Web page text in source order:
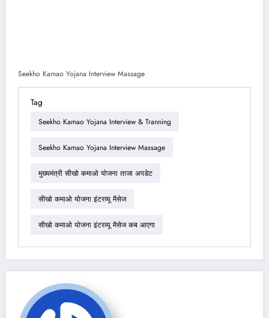
Seekho Kamao Yojana Interview Massage
Tag
Seekho Kamao Yojana Interview & Tranning
Seekho Kamao Yojana Interview Massage
मुख्यमंत्री सीखो कमाओ योजना ताजा अपडेट
सीखो कमाओ योजना इंटरव्यू मैसेज
सीखो कमाओ योजना इंटरव्यू मैसेज कब आएगा